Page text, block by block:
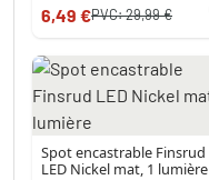
6,49 €PVC:29,99 €
Spot encastrable Finsrud
LED Nickel mat, 1 lumière